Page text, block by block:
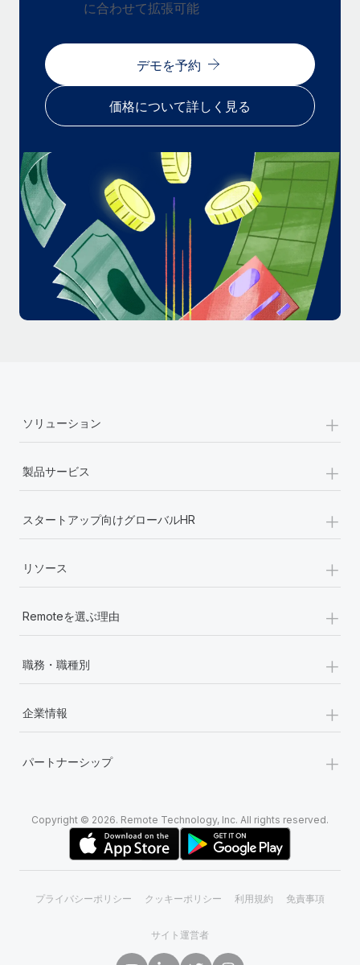
Remoteの使命は、世界のどこにいても、あらゆる規模の企業が
ることです。この数週間で、新しい統合、機能、改良点をリリー
スしました。...
詳細を見る
給与詐欺：種類、事例、ビジネスを守る方法
給与, 賃金は詐欺の特に魅力的な標的です。多額の資金がシステ
ム間で頻繁に移動しているためです。このため、自社のビジネス
を保護することは極めて重要です。...
詳細を見る
に合わせて拡張可能
デモを予約
価格について詳しく見る
ソリューション +
製品サービス +
スタートアップ向けグローバルHR +
リソース +
Remoteを選ぶ理由 +
職務・職種別 +
企業情報 +
パートナーシップ +
Copyright © 2026. Remote Technology, Inc. All rights reserved.
プライバシーポリシー クッキーポリシー 利用規約 免責事項
サイト運営者